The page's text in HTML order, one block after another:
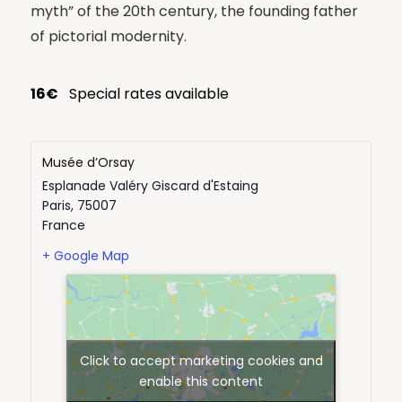
myth” of the 20th century, the founding father
of pictorial modernity.
16€ Special rates available
Musée d’Orsay
Esplanade Valéry Giscard d'Estaing
Paris, 75007
France
+ Google Map
Click to accept marketing cookies and
enable this content